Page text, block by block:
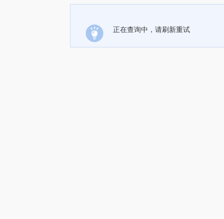
正在查询中，请刷新重试